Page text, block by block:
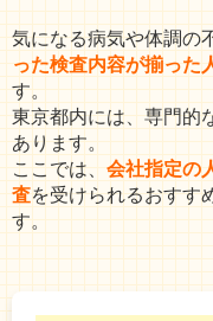
気になる病気や体調の
った検査内容が揃った
す。
東京都内には、専門的
あります。
ここでは、会社指定の
査を受けられるおすす
す。